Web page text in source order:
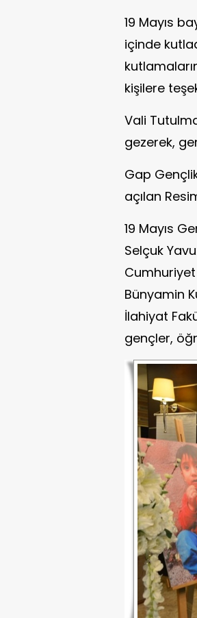
19 Mayıs
içinde
kişilere
Vali
gezerek,
Gap
açılan
19 Mayıs
Selçuk
Cumhuriyet
Bünyamin
İlahiyat
gençler,